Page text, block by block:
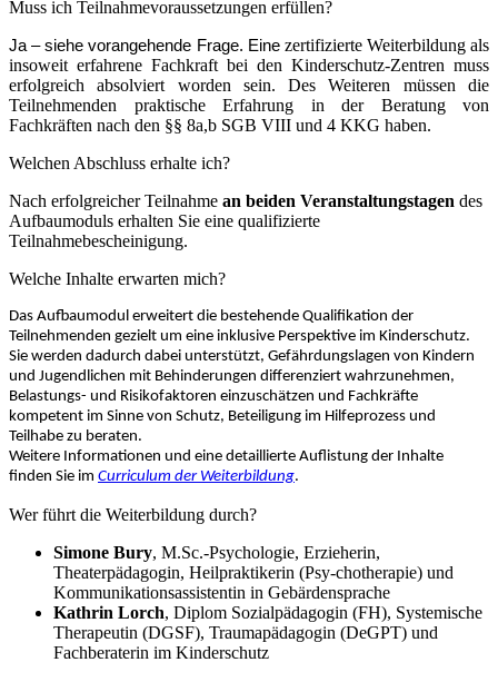
Muss ich Teilnahmevoraussetzungen erfüllen?
Ja – siehe vorangehende Frage. Eine zertifizierte Weiterbildung als
insoweit erfahrene Fachkraft bei den Kinderschutz-Zentren muss
erfolgreich absolviert worden sein. Des Weiteren müssen die
Teilnehmenden praktische Erfahrung in der Beratung von
Fachkräften nach den §§ 8a,b SGB VIII und 4 KKG haben.
Welchen Abschluss erhalte ich?
Nach erfolgreicher Teilnahme an beiden Veranstaltungstagen des
Aufbaumoduls erhalten Sie eine qualifizierte
Teilnahmebescheinigung.
Welche Inhalte erwarten mich?
Das Aufbaumodul erweitert die bestehende Qualifikation der
Teilnehmenden gezielt um eine inklusive Perspektive im Kinderschutz.
Sie werden dadurch dabei unterstützt, Gefährdungslagen von Kindern
und Jugendlichen mit Behinderungen differenziert wahrzunehmen,
Belastungs- und Risikofaktoren einzuschätzen und Fachkräfte
kompetent im Sinne von Schutz, Beteiligung im Hilfeprozess und
Teilhabe zu beraten.
Weitere Informationen und eine detaillierte Auflistung der Inhalte
finden Sie im Curriculum der Weiterbildung.
Wer führt die Weiterbildung durch?
Simone Bury, M.Sc.-Psychologie, Erzieherin,
Theaterpädagogin, Heilpraktikerin (Psy-chotherapie) und
Kommunikationsassistentin in Gebärdensprache
Kathrin Lorch, Diplom Sozialpädagogin (FH), Systemische
Therapeutin (DGSF), Trau­mapädagogin (DeGPT) und
Fachberaterin im Kinderschutz